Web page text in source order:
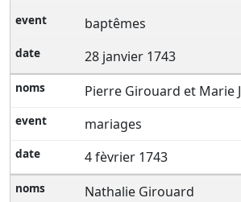
baptêmes
28 janvier 1743
Pierre Girouard et Marie
mariages
4 fèvrier 1743
Nathalie Girouard